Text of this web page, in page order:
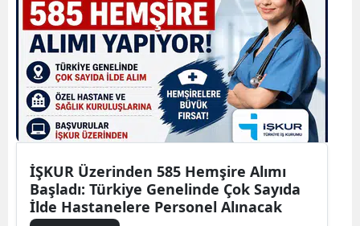
İŞKUR Üzerinden 585 Hemşire Alımı
Başladı: Türkiye Genelinde Çok Sayıda
İlde Hastanelere Personel Alınacak